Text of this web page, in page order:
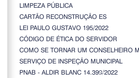
LIMPEZA PÚBLICA
CARTÃO RECONSTRUÇÃO ES
LEI PAULO GUSTAVO 195/2022
CÓDIGO DE ÉTICA DO SERVIDOR
COMO SE TORNAR UM CONSELHEIRO
SERVIÇO DE INSPEÇÃO MUNICIPAL
PNAB - ALDIR BLANC 14.399/2022